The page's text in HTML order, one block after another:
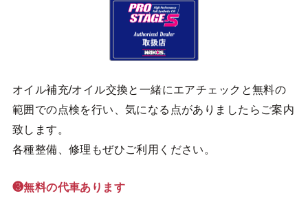
オイル補充/オイル交換と一緒にエアチェックと無料の
範囲での点検を行い、気になる点がありましたらご案内
致します。
各種整備、修理もぜひご利用ください。
❸無料の代車あります